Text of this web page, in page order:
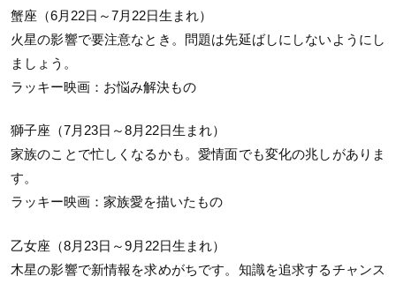
蟹座（6月22日～7月22日生まれ）
火星の影響で要注意なとき。問題は先延ばしにしないようにし
ましょう。
ラッキー映画：お悩み解決もの
獅子座（7月23日～8月22日生まれ）
家族のことで忙しくなるかも。愛情面でも変化の兆しがありま
す。
ラッキー映画：家族愛を描いたもの
乙女座（8月23日～9月22日生まれ）
木星の影響で新情報を求めがちです。知識を追求するチャンス